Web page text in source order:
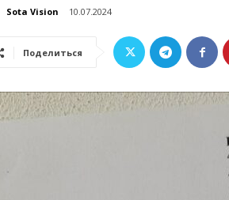
Sota Vision 10.07.2024
Поделиться